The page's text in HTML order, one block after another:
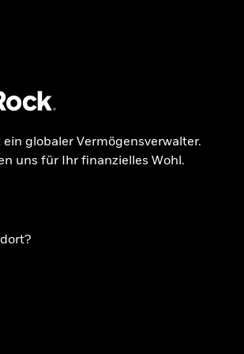
ein globaler Vermögensverwalter.
uns für Ihr finanzielles Wohl.